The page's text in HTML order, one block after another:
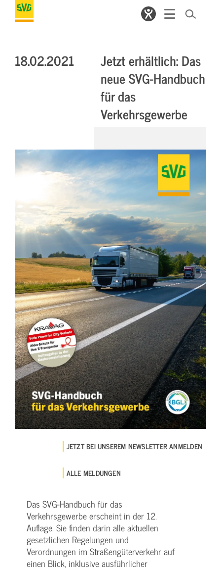
18.02.2021
Jetzt erhältlich: Das
neue SVG-Handbuch
für das
Verkehrsgewerbe
JETZT BEI UNSEREM NEWSLETTER ANMELDEN
ALLE MELDUNGEN
Das SVG-Handbuch für das
Verkehrsgewerbe erscheint in der 12.
Auflage. Sie finden darin alle aktuellen
gesetzlichen Regelungen und
Verordnungen im Straßengüterverkehr auf
einen Blick, inklusive ausführlicher